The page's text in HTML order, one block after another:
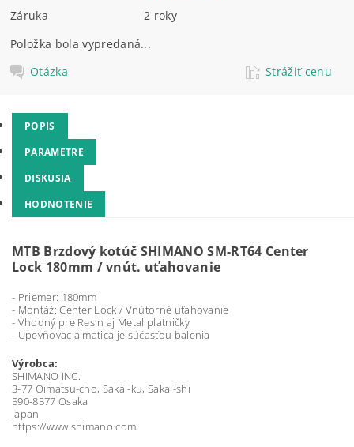
Záruka
2 roky
Položka bola vypredaná...
Otázka
Strážiť cenu
POPIS
PARAMETRE
DISKUSIA
HODNOTENIE
MTB Brzdový kotúč SHIMANO SM-RT64 Center
Lock 180mm / vnút. uťahovanie
- Priemer: 180mm
- Montáž: Center Lock / Vnútorné uťahovanie
- Vhodný pre Resin aj Metal platničky
- Upevňovacia matica je súčasťou balenia
Výrobca:
SHIMANO INC.
3-77 Oimatsu-cho, Sakai-ku, Sakai-shi
590-8577 Osaka
Japan
https://www.shimano.com